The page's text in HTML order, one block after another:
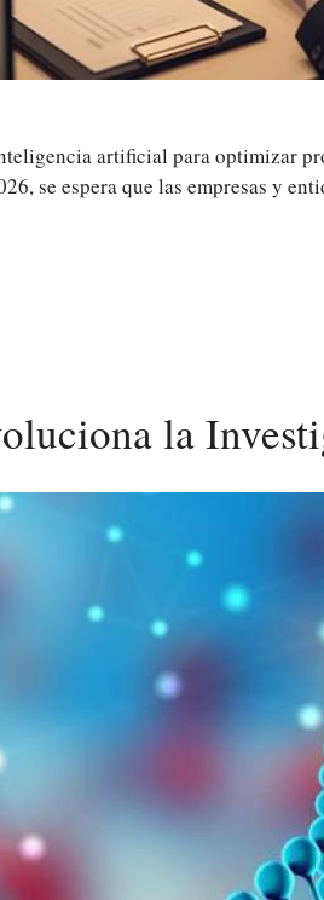
artificial para optimizar
se espera que las empresas y
la